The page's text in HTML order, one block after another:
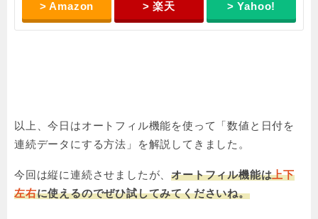
> Amazon > 楽天 > Yahoo!
以上、今日はオートフィル機能を使って「数値と日付を
連続データにする方法」を解説してきました。
今回は縦に連続させましたが、オートフィル機能は上下
左右に使えるのでぜひ試してみてくださいね。